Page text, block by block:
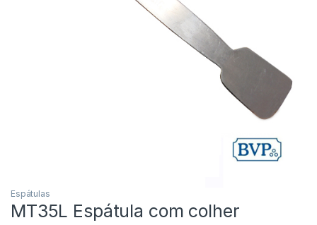
Espátulas
MT35L Espátula com colher